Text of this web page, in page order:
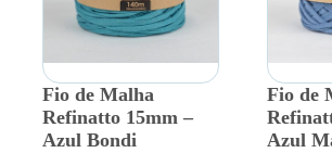
Fio de Malha
Refinatto 15mm –
Azul Bondi
Fio de
Azul